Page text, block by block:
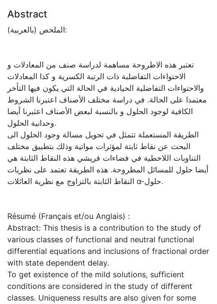
Abstract
الملخص (بالعربية):
تعتبر هذه الاطروحة مساهمة لدراسة صنف من المعادلات و
الاحتواءات التفاضلبة ذات الرتبة الكسرية و كذا المعادلات
والاحتواءات التفاضلية الحيادية في الحالة التي يكون فيها التأخر
معتمدا على الحالة. في دراسة مختلف الأصناف اعتبرنا الشروط
الكافية لوجود الحلول و بالنسبة لبعض الأصناف اعثبرنا أيضا
وحدانية الحلول.
الطريقة المستعملة تتمثل في تحويل مسالة وجود الحلول الى
البحث عن نقاط ثابتة لمؤثرات مواتية وذلك بتطبيق مختلف
التناوبات اللاخطية في فضاءات فريشي هذه النقاط الثابتة هي
أيضا حلول للمسائل المطروحة. هذه الطريقة تعتمد على نظريات
النقاط الثابتة بالتزاوج مع نظرية العائلات α-حلول.
Résumé (Français et/ou Anglais) :
Abstract: This thesis is a contribution to the study of
various classes of functional and neutral functional
differential equations and inclusions of fractional order
with state dependent delay.
To get existence of the mild solutions, sufficient
conditions are considered in the study of different
classes. Uniqueness results are also given for some